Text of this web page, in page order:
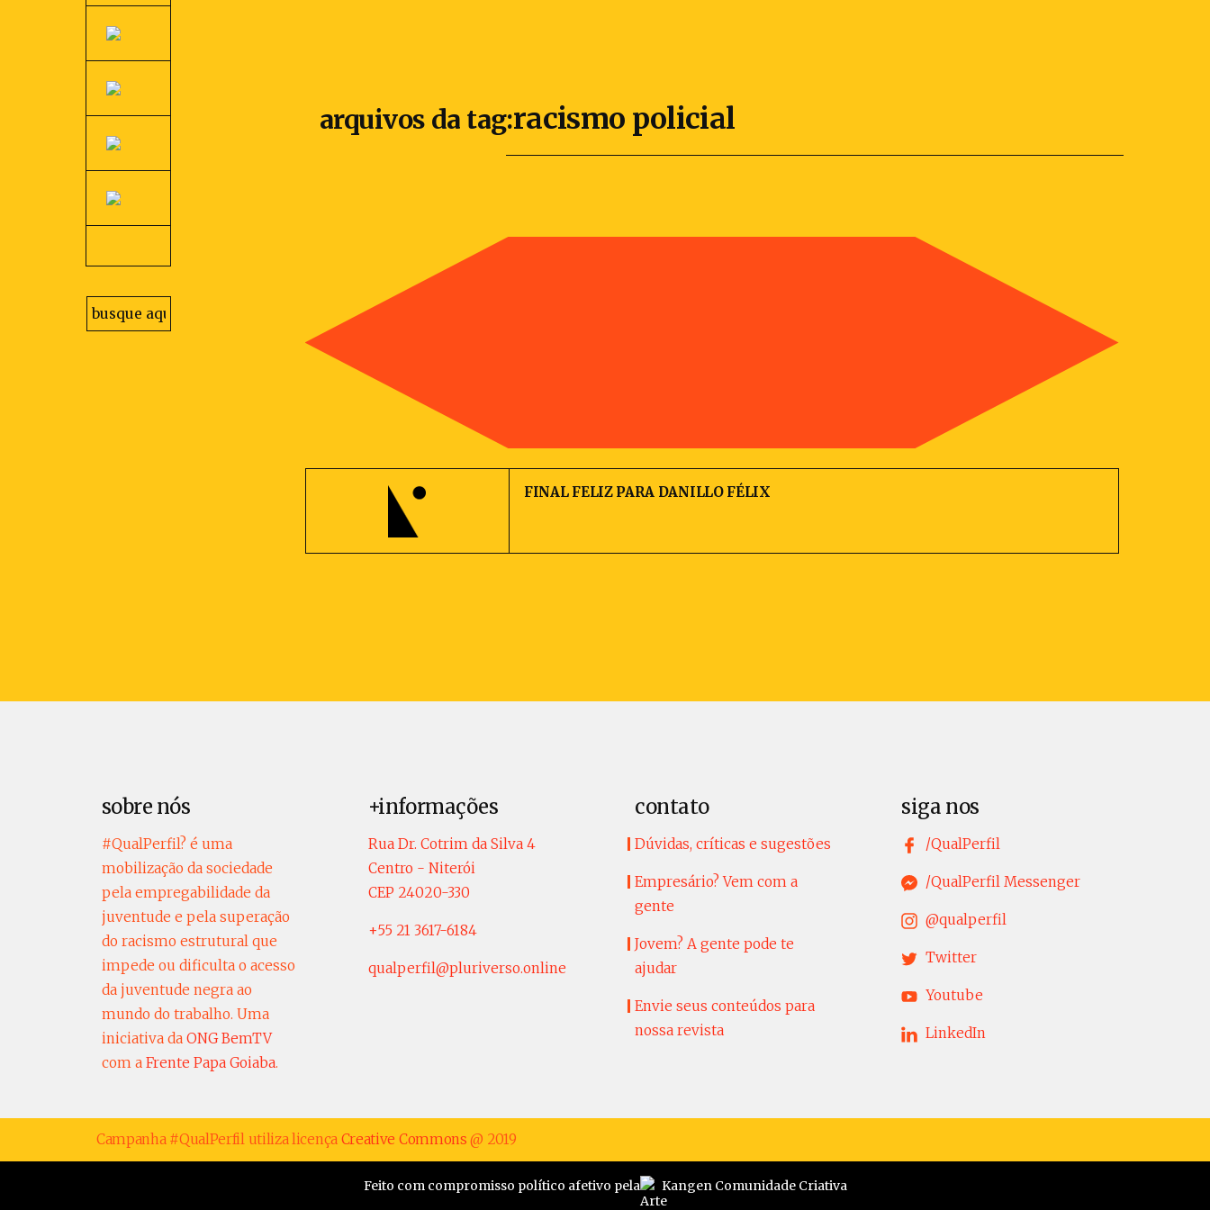
arquivos da tag:racismo policial
FINAL FELIZ PARA DANILLO FÉLIX
sobre nós
#QualPerfil? é uma
mobilização da sociedade
pela empregabilidade da
juventude e pela superação
do racismo estrutural que
impede ou dificulta o acesso
da juventude negra ao
mundo do trabalho. Uma
iniciativa da ONG BemTV
com a Frente Papa Goiaba.
+informações
Rua Dr. Cotrim da Silva 4
Centro - Niterói
CEP 24020-330
+55 21 3617-6184
qualperfil@pluriverso.online
contato
Dúvidas, críticas e sugestões
Empresário? Vem com a
gente
Jovem? A gente pode te
ajudar
Envie seus conteúdos para
nossa revista
siga nos
/QualPerfil
/QualPerfil Messenger
@qualperfil
Twitter
Youtube
LinkedIn
Campanha #QualPerfil utiliza licença Creative Commons @ 2019
Feito com compromisso político afetivo pela Kangen Comunidade Criativa